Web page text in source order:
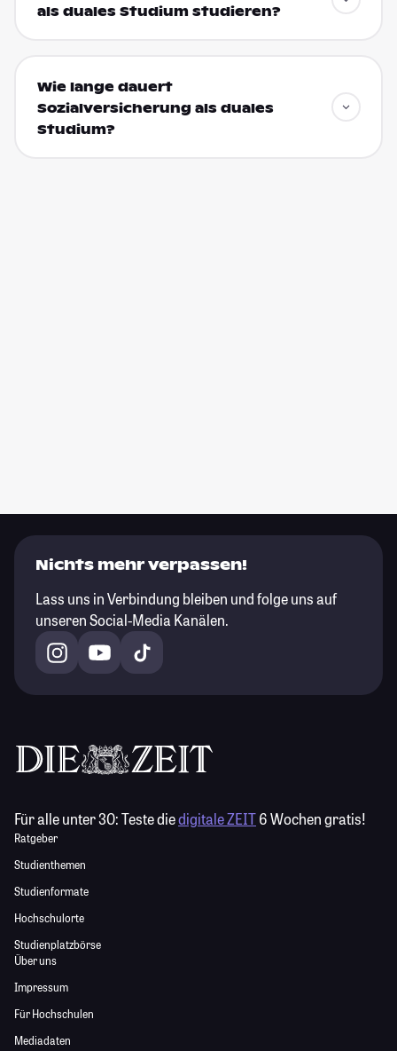
als duales Studium studieren?
Wie lange dauert
Sozialversicherung als duales
Studium?
Nichts mehr verpassen!
Lass uns in Verbindung bleiben und folge uns auf
unseren Social-Media Kanälen.
Für alle unter 30:Teste diedigitale ZEIT6 Wochen gratis!
Ratgeber
Studienthemen
Studienformate
Hochschulorte
Studienplatzbörse
Über uns
Impressum
Für Hochschulen
Mediadaten